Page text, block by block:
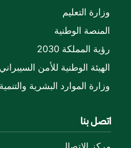
وزارة التعليم
المنصة الوطنية
رؤية المملكة 2030
الهيئة الوطنية للأمن السيبراني
وزارة الموارد البشرية
اتصل بنا